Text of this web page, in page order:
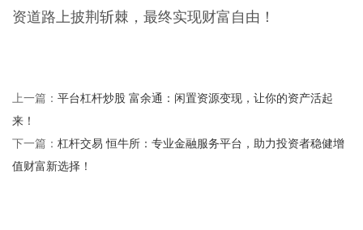
资道路上披荆斩棘，最终实现财富自由！
上一篇： 平台杠杆炒股 富余通：闲置资源变现，让你的资产活起
来！
下一篇： 杠杆交易 恒牛所：专业金融服务平台，助力投资者稳健增
值财富新选择！